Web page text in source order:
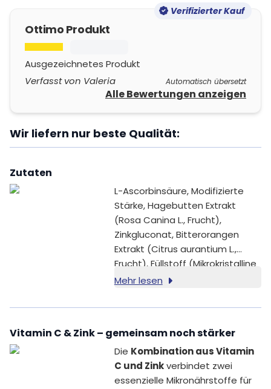
Verifizierter Kauf
Ottimo Produkt
Ausgezeichnetes Produkt
Verfasst von Valeria
Automatisch übersetzt
Alle Bewertungen anzeigen
Wir liefern nur beste Qualität:
Zutaten
L-Ascorbinsäure, Modifizierte
Stärke, Hagebutten Extrakt
(Rosa Canina L., Frucht),
Zinkgluconat, Bitterorangen
Extrakt (Citrus aurantium L.,
Frucht), Füllstoff (Mikrokristalline
Cellulose).
Mehr lesen
Vitamin C & Zink – gemeinsam noch stärker
Die Kombination aus Vitamin
C und Zinkverbindet zwei
essenzielle Mikronährstoffe für